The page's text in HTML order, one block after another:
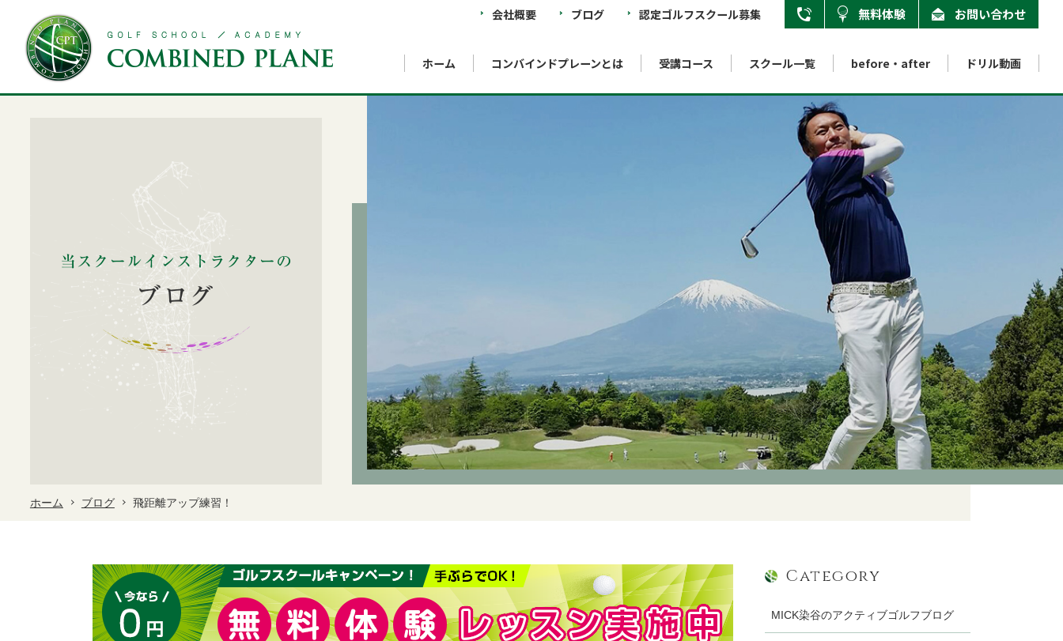
会社概要 ブログ 認定ゴルフスクール募集
用賀校
03-6805-7519
本厚木校
046-205-7172
八王子みなみ野校
042-683-4925
インターネット校
03-6913-5455
インストラクター養成スクール
03-6805-7572
無料体験 お問い合わせ
ホーム コンバインドプレーンとは
About swing instruction method
スイング指導法について
受講コース
Internet golf school
インターネットゴルフスクール
スクール一覧
インターネット校
before・after ドリル動画
当スクールインストラクターの
ブログ
ホーム ブログ 飛距離アップ練習！
Category
MICK染谷のアクティブゴルフブログ